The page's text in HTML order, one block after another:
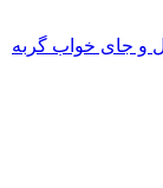
و جای خواب گربه